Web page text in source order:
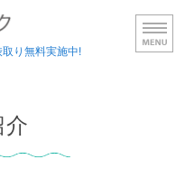
千葉県鎌ケ谷市 かもめ
り無料実施中!